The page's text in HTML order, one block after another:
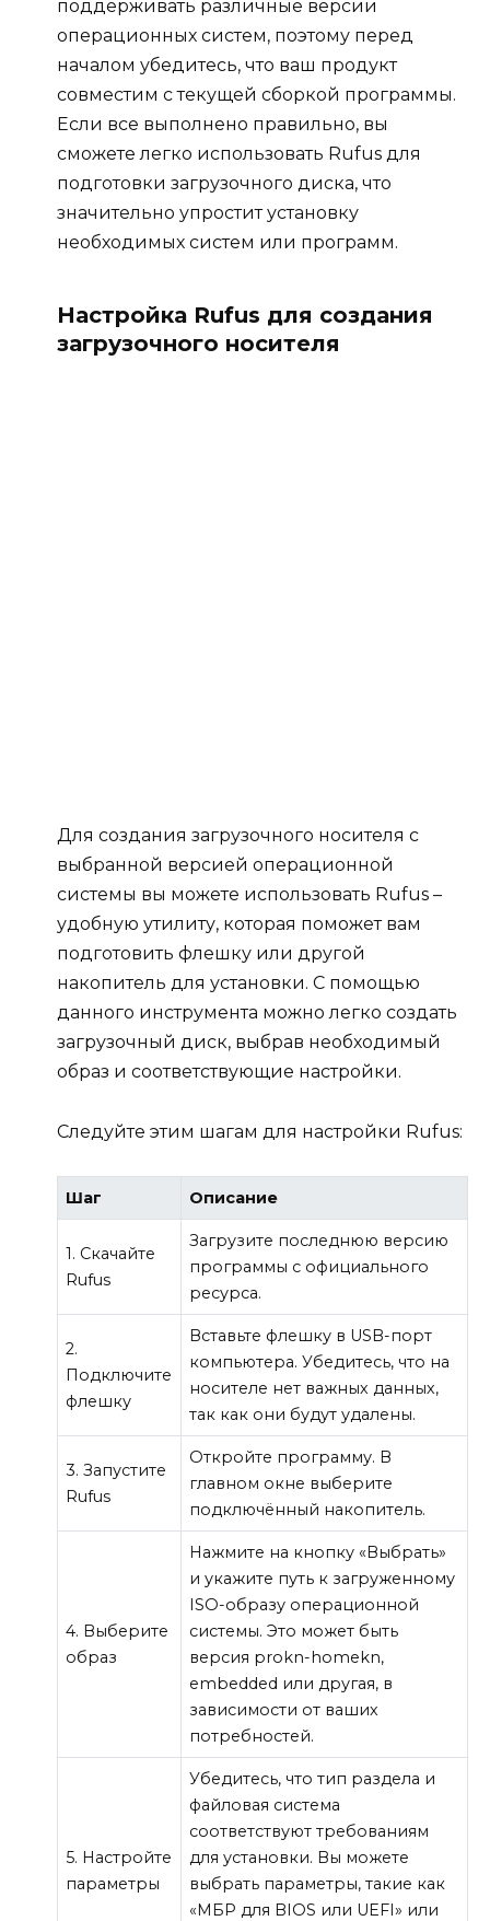
поддерживать различные версии
операционных систем, поэтому перед
началом убедитесь, что ваш продукт
совместим с текущей сборкой программы.
Если все выполнено правильно, вы
сможете легко использовать Rufus для
подготовки загрузочного диска, что
значительно упростит установку
необходимых систем или программ.
Настройка Rufus для создания
загрузочного носителя
Для создания загрузочного носителя с
выбранной версией операционной
системы вы можете использовать Rufus –
удобную утилиту, которая поможет вам
подготовить флешку или другой
накопитель для установки. С помощью
данного инструмента можно легко создать
загрузочный диск, выбрав необходимый
образ и соответствующие настройки.
Следуйте этим шагам для настройки Rufus:
Шаг Описание
1. Скачайте
Rufus
Загрузите последнюю версию
программы с официального
ресурса.
2.
Подключите
флешку
Вставьте флешку в USB-порт
компьютера. Убедитесь, что на
носителе нет важных данных,
так как они будут удалены.
3. Запустите
Rufus
Откройте программу. В
главном окне выберите
подключённый накопитель.
4. Выберите
образ
Нажмите на кнопку «Выбрать»
и укажите путь к загруженному
ISO-образу операционной
системы. Это может быть
версия prokn-homekn,
embedded или другая, в
зависимости от ваших
потребностей.
5. Настройте
параметры
Убедитесь, что тип раздела и
файловая система
соответствуют требованиям
для установки. Вы можете
выбрать параметры, такие как
«МБР для BIOS или UEFI» или